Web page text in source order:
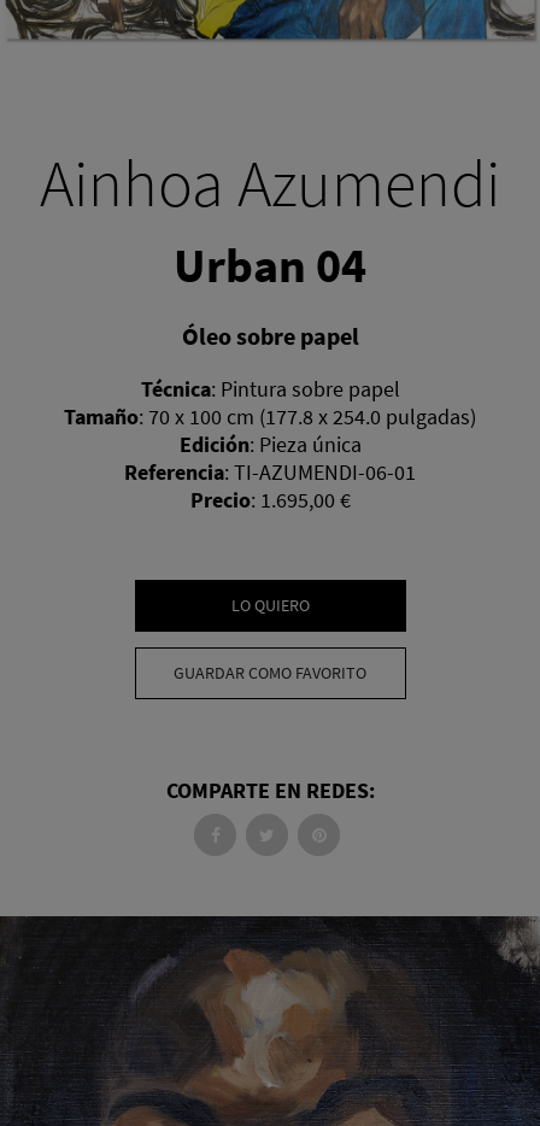
Ainhoa Azumendi
Urban 04
Óleo sobre papel
Técnica: Pintura sobre papel
Tamaño: 70 x 100 cm (177.8 x 254.0 pulgadas)
Edición: Pieza única
Referencia: TI-AZUMENDI-06-01
Precio: 1.695,00 €
LO QUIERO
GUARDAR COMO FAVORITO
COMPARTE EN REDES: